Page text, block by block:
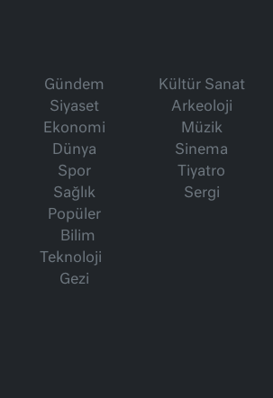
Gündem
Siyaset
Ekonomi
Dünya
Spor
Sağlık
Popüler
Bilim
Teknoloji
Gezi
Kültür Sanat
Arkeoloji
Müzik
Sinema
Tiyatro
Sergi